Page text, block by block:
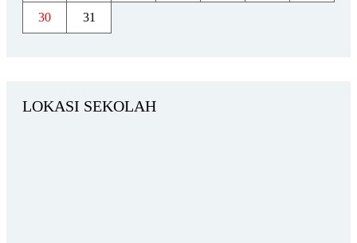
30 31
LOKASI SEKOLAH